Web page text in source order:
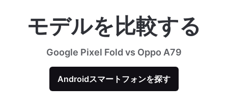
モデルを比較する
Google Pixel Fold vs Oppo A79
Androidスマートフォンを探す